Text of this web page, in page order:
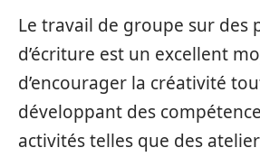
Le travail de groupe sur des
d’écriture est un excellent
d’encourager la créativité
développant des
activités telles que des